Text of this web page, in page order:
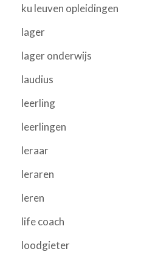
ku leuven opleidingen
lager
lager onderwijs
laudius
leerling
leerlingen
leraar
leraren
leren
life coach
loodgieter